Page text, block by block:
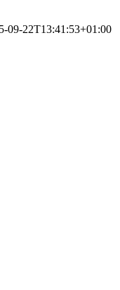
09-22T13:41:53+01:00